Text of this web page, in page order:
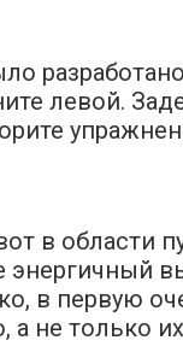
левой.
в области
в первую
не только